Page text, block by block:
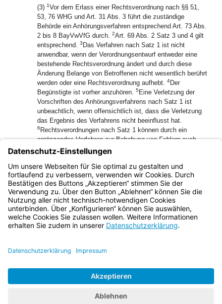
(3) 1Vor dem Erlass einer Rechtsverordnung nach §§ 51,
53, 76 WHG und Art. 31 Abs. 3 führt die zuständige
Behörde ein Anhörungsverfahren entsprechend Art. 73 Abs.
2 bis 8 BayVwVfG durch. 2Art. 69 Abs. 2 Satz 3 und 4 gilt
entsprechend. 3 Das Verfahren nach Satz 1 ist nicht
anwendbar, wenn der Verordnungsentwurf entweder eine
bestehende Rechtsverordnung ändert und durch diese
Änderung Belange von Betroffenen nicht wesentlich berührt
werden oder eine Rechtsverordnung aufhebt. 4Der
Begünstigte ist vorher anzuhören. 5 Eine Verletzung der
Vorschriften des Anhörungsverfahrens nach Satz 1 ist
unbeachtlich, wenn offensichtlich ist, dass die Verletzung
das Ergebnis des Verfahrens nicht beeinflusst hat.
6 Rechtsverordnungen nach Satz 1 können durch ein
ergänzendes Verfahren zur Behebung von Fehlern auch
rückwirkend in Kraft gesetzt werden.
Anregungen vorgebracht hat, die beim Erlass der
Rechtsverordnung nicht berücksichtigt wurden, ist über die
Gründe zu unterrichten.
Bayern.de
BayernPortal
Impressum